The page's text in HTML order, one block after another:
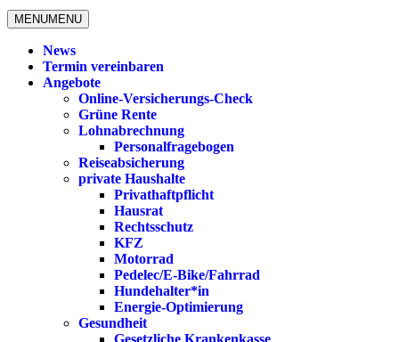
MENUMENU
News
Termin vereinbaren
Angebote
Online-Versicherungs-Check
Grüne Rente
Lohnabrechnung
Personalfragebogen
Reiseabsicherung
private Haushalte
Privathaftpflicht
Hausrat
Rechtsschutz
KFZ
Motorrad
Pedelec/E-Bike/Fahrrad
Hundehalter*in
Energie-Optimierung
Gesundheit
Gesetzliche Krankenkasse